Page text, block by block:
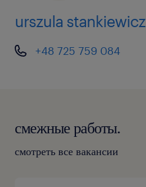
urszula stankiewicz
+48 725 759 084
смежные работы.
смотреть все вакансии